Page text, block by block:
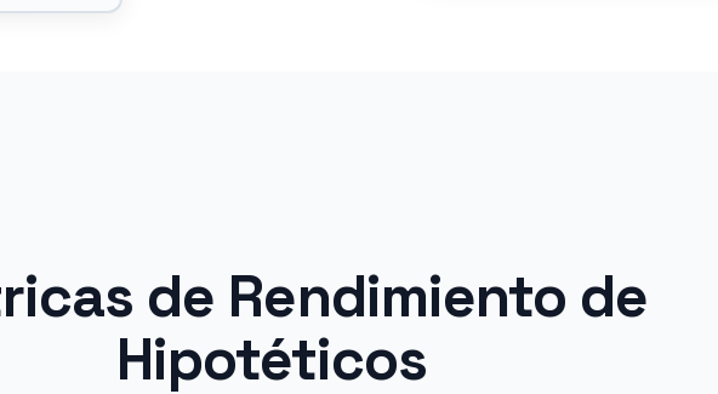
de Rendimiento de
Hipotéticos